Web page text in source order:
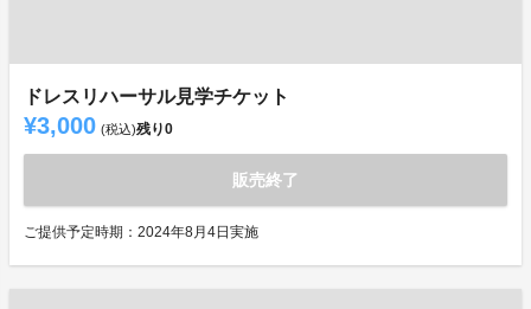
ドレスリハーサル見学チケット
¥3,000 (税込)残り0
販売終了
ご提供予定時期：2024年8月4日実施